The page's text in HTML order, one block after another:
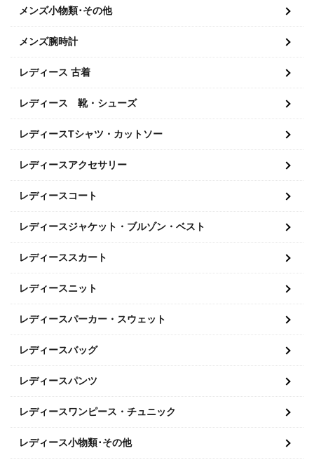
メンズ小物類･その他
メンズ腕時計
レディース 古着
レディース 靴・シューズ
レディースTシャツ・カットソー
レディースアクセサリー
レディースコート
レディースジャケット・ブルゾン・ベスト
レディーススカート
レディースニット
レディースパーカー・スウェット
レディースバッグ
レディースパンツ
レディースワンピース・チュニック
レディース小物類･その他